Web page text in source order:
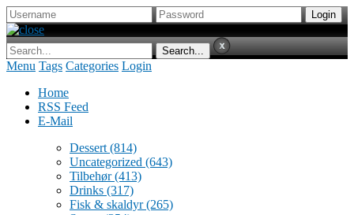
Menu Tags Categories Login
Home
RSS Feed
E-Mail
Dessert (814)
Uncategorized (643)
Tilbehør(413)
Drinks (317)
Fisk & skaldyr(265)